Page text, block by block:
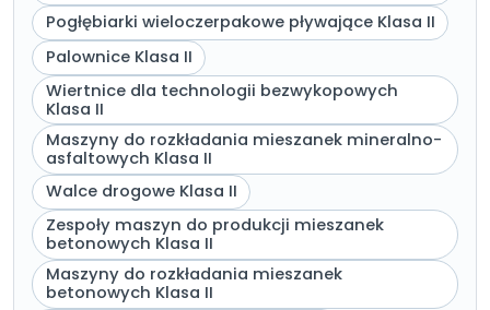
Pogłębiarki wieloczerpakowe pływające Klasa II
Palownice Klasa II
Wiertnice dla technologii bezwykopowych
Klasa II
Maszyny do rozkładania mieszanek mineralno-
asfaltowych Klasa II
Walce drogowe Klasa II
Zespoły maszyn do produkcji mieszanek
betonowych Klasa II
Maszyny do rozkładania mieszanek
betonowych Klasa II